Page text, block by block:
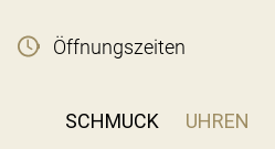
Öffnungszeiten
SCHMUCK UHREN